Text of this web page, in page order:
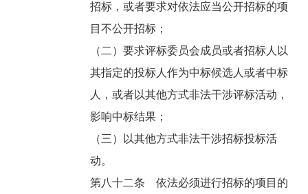
招标，或者要求对依法应当公开招标的项
目不公开招标；
（二）要求评标委员会成员或者招标人以
其指定的投标人作为中标候选人或者中标
人，或者以其他方式非法干涉评标活动，
影响中标结果；
（三）以其他方式非法干涉招标投标活
动。
第八十二条 依法必须进行招标的项目的